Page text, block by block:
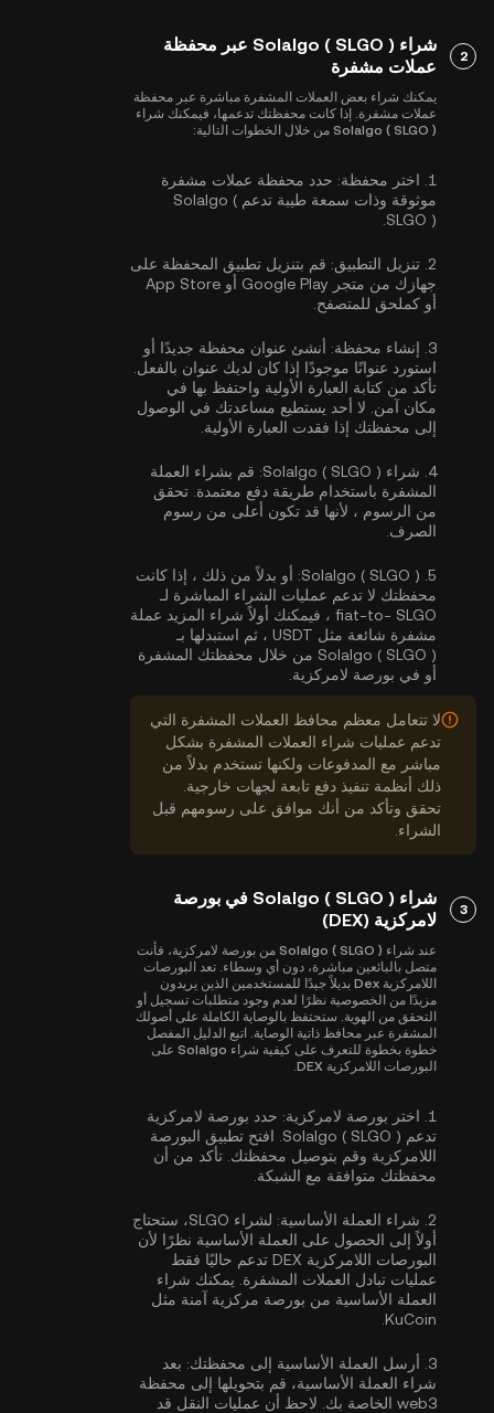
2
شراء Solalgo ( SLGO ) عبر محفظة
عملات مشفرة
يمكنك شراء بعض العملات المشفرة مباشرة عبر محفظة
عملات مشفرة. إذا كانت محفظتك تدعمها، فيمكنك شراء
Solalgo ( SLGO ) من خلال الخطوات التالية:
1. اختر محفظة: حدد محفظة عملات مشفرة
موثوقة وذات سمعة طيبة تدعم Solalgo (
SLGO ).
2. تنزيل التطبيق: قم بتنزيل تطبيق المحفظة على
جهازك من متجر Google Play أو App Store
أو كملحق للمتصفح.
3. إنشاء محفظة: أنشئ عنوان محفظة جديدًا أو
استورد عنوانًا موجودًا إذا كان لديك عنوان بالفعل.
تأكد من كتابة العبارة الأولية واحتفظ بها في
مكان آمن. لا أحد يستطيع مساعدتك في الوصول
إلى محفظتك إذا فقدت العبارة الأولية.
4. شراء Solalgo ( SLGO ):
قم بشراء العملة
المشفرة باستخدام طريقة دفع معتمدة. تحقق
من الرسوم ، لأنها قد تكون أعلى من رسوم
الصرف.
5.
Solalgo ( SLGO ): أو بدلاً من ذلك ، إذا كانت
محفظتك لا تدعم عمليات الشراء المباشرة لـ
fiat-to- SLGO ، فيمكنك أولاً شراء المزيد عملة
مشفرة شائعة مثل USDT ، ثم استبدلها بـ
Solalgo ( SLGO ) من خلال محفظتك المشفرة
أو في بورصة لامركزية.
لا تتعامل معظم محافظ العملات المشفرة التي
تدعم عمليات شراء العملات المشفرة بشكل
مباشر مع المدفوعات ولكنها تستخدم بدلاً من
ذلك أنظمة تنفيذ دفع تابعة لجهات خارجية.
تحقق وتأكد من أنك موافق على رسومهم قبل
الشراء.
3
شراء Solalgo ( SLGO ) في بورصة
لامركزية (DEX)
عند شراء Solalgo ( SLGO ) من بورصة لامركزية، فأنت
متصل بالبائعين مباشرة، دون أي وسطاء. تعد البورصات
اللامركزية Dex بديلاً جيدًا للمستخدمين الذين يريدون
مزيدًا من الخصوصية نظرًا لعدم وجود متطلبات تسجيل أو
التحقق من الهوية. ستحتفظ بالوصاية الكاملة على أصولك
المشفرة عبر محافظ ذاتية الوصاية. اتبع الدليل المفصل
خطوة بخطوة للتعرف على كيفية شراء Solalgo على
البورصات اللامركزية DEX.
1. اختر بورصة لامركزية: حدد بورصة لامركزية
تدعم Solalgo ( SLGO ). افتح تطبيق البورصة
اللامركزية وقم بتوصيل محفظتك. تأكد من أن
محفظتك متوافقة مع الشبكة.
2. شراء العملة الأساسية:
لشراء SLGO، ستحتاج
أولاً إلى الحصول على العملة الأساسية نظرًا لأن
البورصات اللامركزية DEX تدعم حاليًا فقط
عمليات تبادل العملات المشفرة. يمكنك شراء
العملة الأساسية من بورصة مركزية آمنة مثل
KuCoin.
3. أرسل العملة الأساسية إلى محفظتك: بعد
شراء العملة الأساسية، قم بتحويلها إلى محفظة
web3 الخاصة بك. لاحظ أن عمليات النقل قد